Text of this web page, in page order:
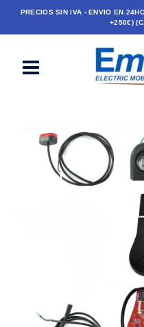
al
PRECIOS SIN IVA - ENVIO EN
+250€)